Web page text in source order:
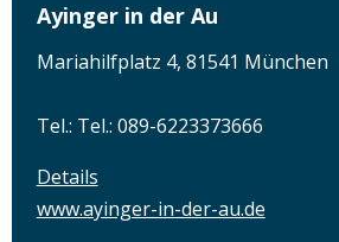
Ayinger in der Au
Mariahilfplatz 4, 81541 München
Tel.: Tel.: 089-6223373666
Details
www.ayinger-in-der-au.de